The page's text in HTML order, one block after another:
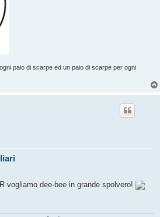
paio di scarpe ed un paio di scarpe per ogni
vogliamo dee-bee in grande spolvero!